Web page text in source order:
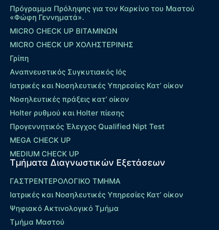
Πρόγραμμα Πρόληψης για τον Καρκίνο του Μαστού
«Φώφη Γεννηματά».
MICRO CHECK UP ΒΙΤΑΜΙΝΩΝ
MICRO CHECK UP ΧΟΛΗΣΤΕΡΙΝΗΣ
Γρίπη
Αναπνευστικός Συγκυτιακός Ιός
Ιατρικές και Νοσηλευτικές Υπηρεσίες Κατ’ οίκον
Νοσηλευτικές πράξεις κατ’ οίκον
Holter ρυθμού και Holter πίεσης
Προγεννητικός Έλεγχος Qualified Nipt Test
MEGA CHECK UP
MEDIUM CHECK UP
Τμήματα Διαγνωστικών Εξετάσεων
ΓΑΣΤΡΕΝΤΕΡΟΛΟΓΙΚΟ ΤΜΗΜΑ
Ιατρικές και Νοσηλευτικές Υπηρεσίες Κατ’ οίκον
Ψηφιακό Ακτινολογικό Τμήμα
Τμήμα Μαστού